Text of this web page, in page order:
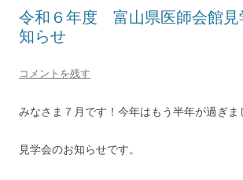
令和６年度 富山県医師会館見
知らせ
コメントを残す
みなさま７月です！今年はもう半年が過ぎま
見学会のお知らせです。